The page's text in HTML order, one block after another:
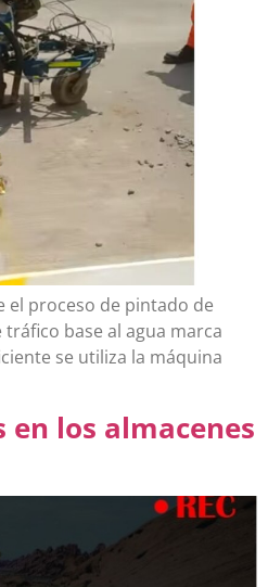
el proceso de pintado de
base al agua marca
se utiliza la máquina
en los almacenes